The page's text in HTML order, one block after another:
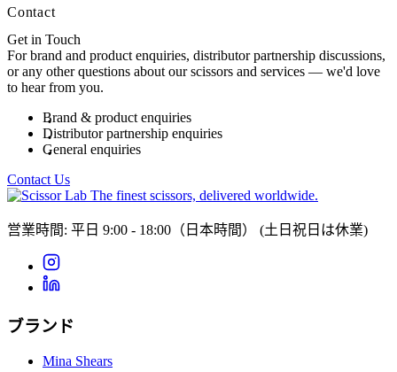
Contact
Get in Touch
For brand and product enquiries, distributor partnership discussions,
or any other questions about our scissors and services — we'd love
to hear from you.
Brand & product enquiries
Distributor partnership enquiries
General enquiries
Contact Us
The finest scissors, delivered worldwide.
営業時間: 平日 9:00 - 18:00（日本時間） (土日祝日は休業)
ブランド
Mina Shears